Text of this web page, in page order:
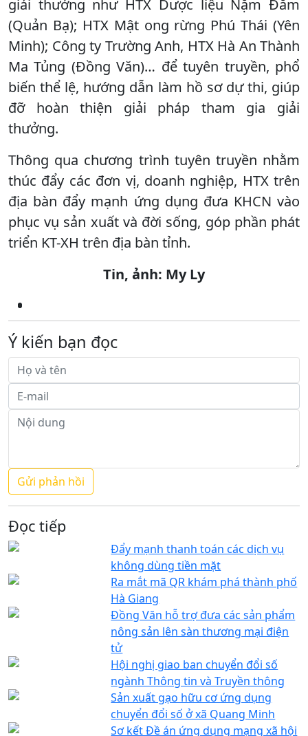
giải thưởng như HTX Dược liệu Nặm Đăm
(Quản Bạ); HTX Mật ong rừng Phú Thái (Yên
Minh); Công ty Trường Anh, HTX Hà An Thành
Ma Tủng (Đồng Văn)… để tuyên truyền, phổ
biến thể lệ, hướng dẫn làm hồ sơ dự thi, giúp
đỡ hoàn thiện giải pháp tham gia giải
thưởng.
Thông qua chương trình tuyên truyền nhằm
thúc đẩy các đơn vị, doanh nghiệp, HTX trên
địa bàn đẩy mạnh ứng dụng đưa KHCN vào
phục vụ sản xuất và đời sống, góp phần phát
triển KT-XH trên địa bàn tỉnh.
Tin, ảnh: My Ly
Ý kiến bạn đọc
Đọc tiếp
Đẩy mạnh thanh toán các dịch vụ
không dùng tiền mặt
Ra mắt mã QR khám phá thành phố
Hà Giang
Đồng Văn hỗ trợ đưa các sản phẩm
nông sản lên sàn thương mại điện
tử
Hội nghị giao ban chuyển đổi số
ngành Thông tin và Truyền thông
Sản xuất gạo hữu cơ ứng dụng
chuyển đổi số ở xã Quang Minh
Sơ kết Đề án ứng dụng mạng xã hội